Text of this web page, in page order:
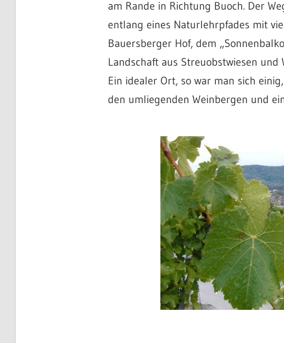
am Rande in Richtung Buoch. Der
entlang eines Naturlehrpfades mit
Bauersberger Hof, dem
Landschaft aus Streuobstwiesen und
Ein idealer Ort, so war man sich
den umliegenden Weinbergen und